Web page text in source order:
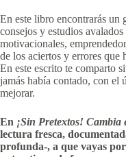
En este libro encontrarás un
consejos y estudios
motivacionales,
de los aciertos y errores que
En este escrito te comparto
jamás había contado, con el
mejorar.
En ¡Sin Pretextos! Cambia
lectura fresca,
profunda-, a que vayas